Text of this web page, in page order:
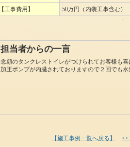
【工事費用】
50万円（内装工事含む）
担当者からの一言
念願のタンクレストイレがつけられてお客様も
加圧ポンプが内臓されておりますので２回でも
【施工事例一覧へ戻る】 <<